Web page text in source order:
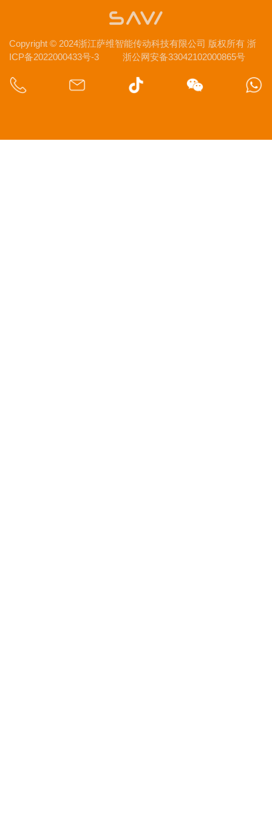
Copyright © 2024浙江萨维智能传动科技有限公司 版权所有 浙
ICP备2022000433号-3
浙公网安备33042102000865号